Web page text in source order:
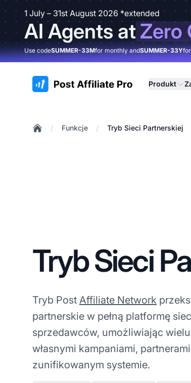
1 July – 31st August 2026 *extended
AI Agents atZero
Use codeSUMMER-33Mfor monthly andSUMMER-33Y
:site.title Produkt
/ Funkcje / Tryb Sieci Partnerskiej
Tryb Sieci
Tryb Post Affiliate Network
partnerskie w pełną platformę
sprzedawców, umożliwiając
własnymi kampaniami,
zunifikowanym systemie.